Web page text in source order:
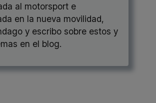
al motorsport e
en la nueva movilidad,
y escribo sobre estos y
en el blog.